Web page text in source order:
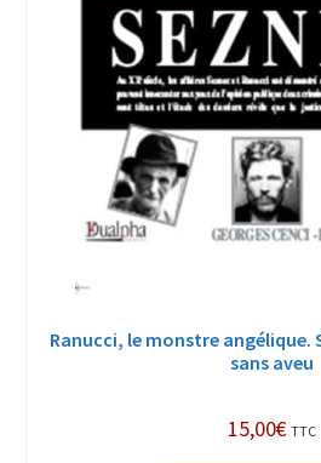
Politique de confidentialité et
Qui sommes-nous ?
Soutien à Philippe Randa
Suivi de la Commande
Ranucci, le monstre angélique.
sans aveu
15,00€ TTC